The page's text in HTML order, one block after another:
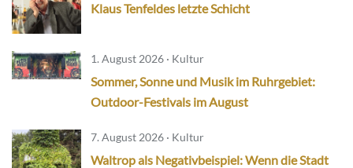
Klaus Tenfeldes letzte Schicht
1. August 2026 · Kultur
Sommer, Sonne und Musik im Ruhrgebiet:
Outdoor-Festivals im August
7. August 2026 · Kultur
Waltrop als Negativbeispiel: Wenn die Stadt